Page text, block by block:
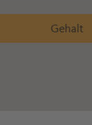
Gehalt